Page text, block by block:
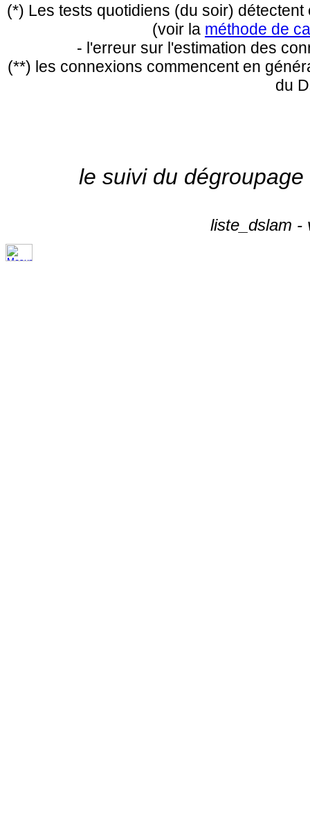
(*) Les tests quotidiens (du soir)
(voir la méthode de
- l'erreur sur l'estimation des
(**) les connexions commencent en
du
le suivi du
liste_dslam -